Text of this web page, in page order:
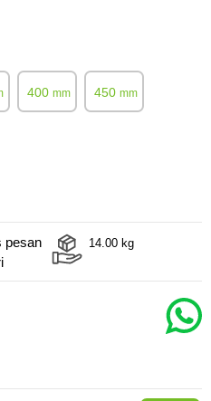
400 mm 450 mm
pesan
14.00 kg